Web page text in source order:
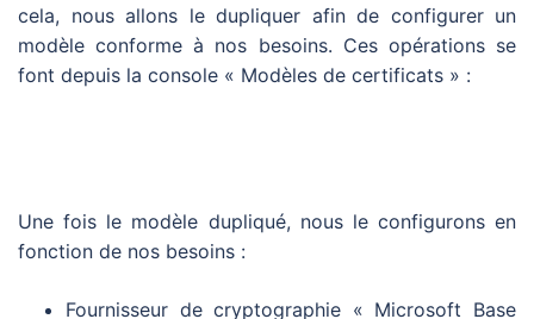
cela, nous allons le dupliquer afin de configurer un
modèle conforme à nos besoins. Ces opérations se
font depuis la console « Modèles de certificats » :
Une fois le modèle dupliqué, nous le configurons en
fonction de nos besoins :
Fournisseur de cryptographie « Microsoft Base